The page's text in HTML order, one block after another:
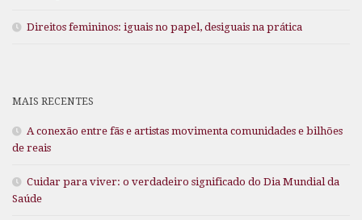
Direitos femininos: iguais no papel, desiguais na prática
MAIS RECENTES
A conexão entre fãs e artistas movimenta comunidades e bilhões
de reais
Cuidar para viver: o verdadeiro significado do Dia Mundial da
Saúde